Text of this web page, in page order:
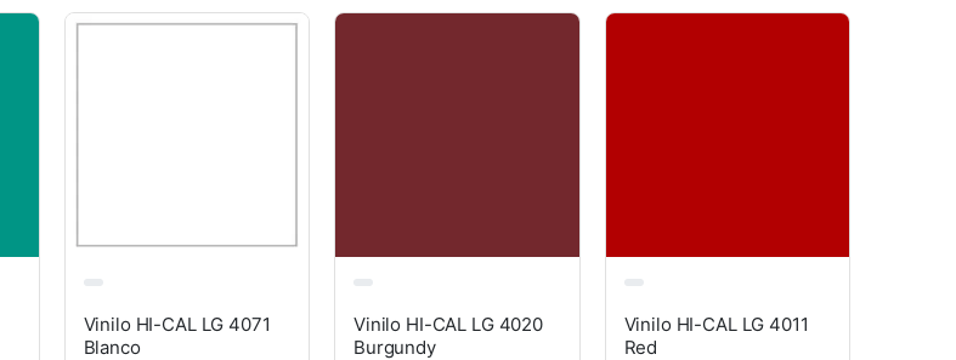
Vinilo HI-CAL LG 4071
Blanco
Vinilo HI-CAL LG 4020
Burgundy
Vinilo HI-CAL LG 4011
Red